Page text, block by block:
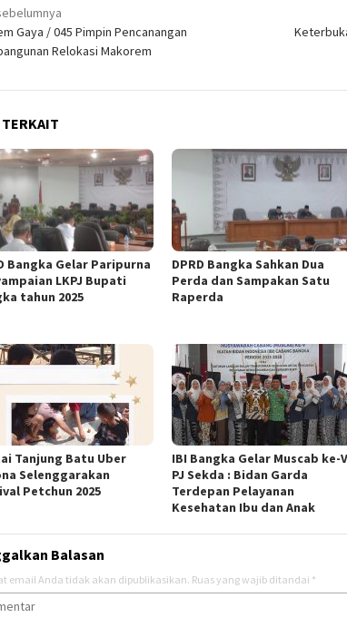
Gaya / 045 Pimpin Pencanangan
Relokasi Makorem
TERKAIT
Bangka Gelar Paripurna
LKPJ Bupati
tahun 2025
DPRD Bangka Sahkan Dua
Perda dan Sampakan Satu
Raperda
Tanjung Batu Uber
Selenggarakan
Petchun 2025
IBI Bangka Gelar Muscab ke-
PJ Sekda : Bidan Garda
Terdepan Pelayanan
Kesehatan Ibu dan Anak
Balasan
email Anda tidak akan dipublikasikan. Ruas yang wajib ditandai *